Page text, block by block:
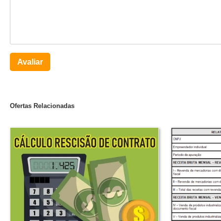
Avaliar
Ofertas Relacionadas